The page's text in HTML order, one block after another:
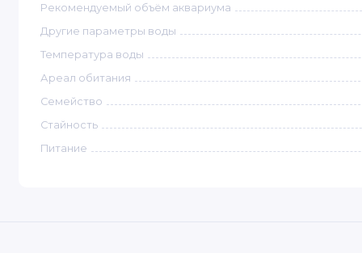
Рекомендуемый объём аквариума
Другие параметры воды
Температура воды
Ареал обитания
Семейство
Стайность
Питание